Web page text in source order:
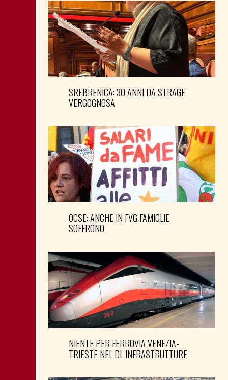
SREBRENICA: 30 ANNI DA STRAGE
VERGOGNOSA
OCSE: ANCHE IN FVG FAMIGLIE
SOFFRONO
NIENTE PER FERROVIA VENEZIA-
TRIESTE NEL DL INFRASTRUTTURE